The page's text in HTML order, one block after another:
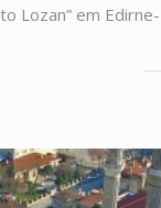
Lozan” em